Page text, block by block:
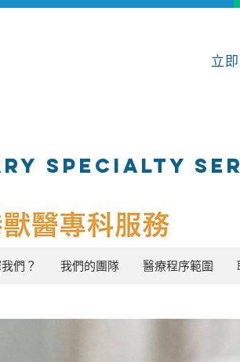
立
SPECIALTY
們？ 我們的團隊 醫療程序範圍